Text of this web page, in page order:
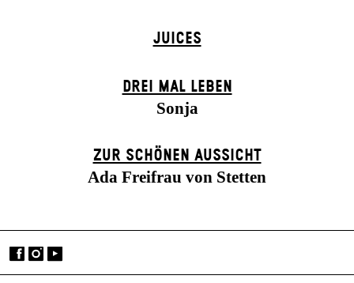
JUICES
DREI MAL LEBEN
Sonja
ZUR SCHÖNEN AUSSICHT
Ada Freifrau von Stetten